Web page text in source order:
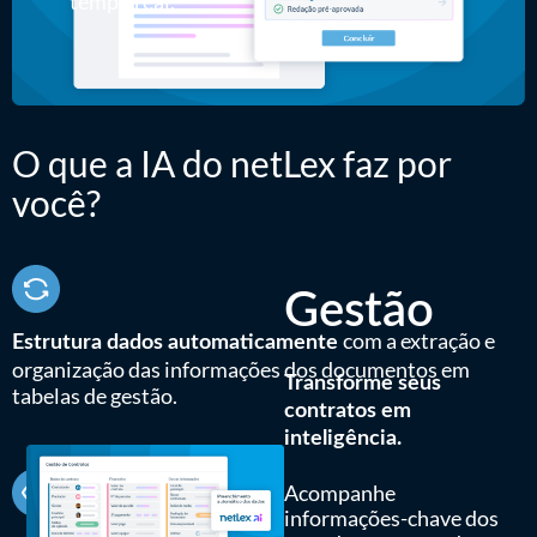
Gestão
Transforme seus
contratos em
inteligência.
Acompanhe
informações-chave dos
O que a IA do netLex faz por
você?
Estrutura dados automaticamente com a extração e
organização das informações dos documentos em
tabelas de gestão.